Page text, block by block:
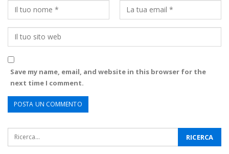
Save my name, email, and website in this browser for the
next time I comment.